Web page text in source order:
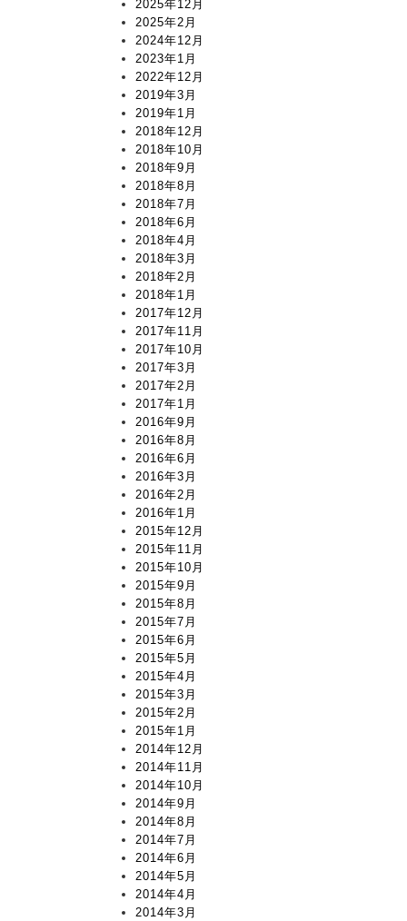
2025年12月
2025年2月
2024年12月
2023年1月
2022年12月
2019年3月
2019年1月
2018年12月
2018年10月
2018年9月
2018年8月
2018年7月
2018年6月
2018年4月
2018年3月
2018年2月
2018年1月
2017年12月
2017年11月
2017年10月
2017年3月
2017年2月
2017年1月
2016年9月
2016年8月
2016年6月
2016年3月
2016年2月
2016年1月
2015年12月
2015年11月
2015年10月
2015年9月
2015年8月
2015年7月
2015年6月
2015年5月
2015年4月
2015年3月
2015年2月
2015年1月
2014年12月
2014年11月
2014年10月
2014年9月
2014年8月
2014年7月
2014年6月
2014年5月
2014年4月
2014年3月